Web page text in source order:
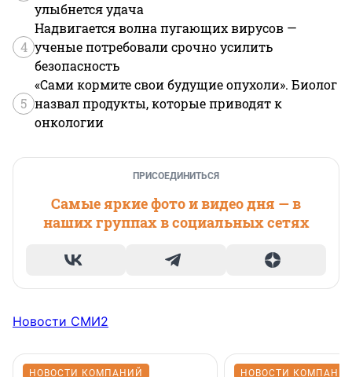
улыбнется удача
4
Надвигается волна пугающих вирусов —
ученые потребовали срочно усилить
безопасность
5
«Сами кормите свои будущие опухоли». Биолог
назвал продукты, которые приводят к
онкологии
ПРИСОЕДИНИТЬСЯ
Самые яркие фото и видео дня — в
наших группах в социальных сетях
Новости СМИ2
НОВОСТИ КОМПАНИЙ НОВОСТИ